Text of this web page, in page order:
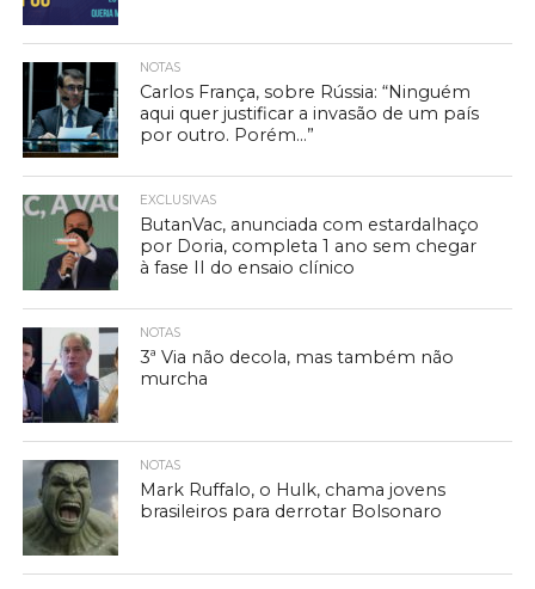
NOTAS
Carlos França, sobre Rússia: “Ninguém
aqui quer justificar a invasão de um país
por outro. Porém…”
EXCLUSIVAS
ButanVac, anunciada com estardalhaço
por Doria, completa 1 ano sem chegar
à fase II do ensaio clínico
NOTAS
3ª Via não decola, mas também não
murcha
NOTAS
Mark Ruffalo, o Hulk, chama jovens
brasileiros para derrotar Bolsonaro